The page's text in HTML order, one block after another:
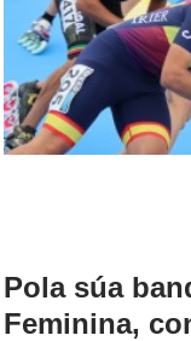
Pola súa
Feminina,